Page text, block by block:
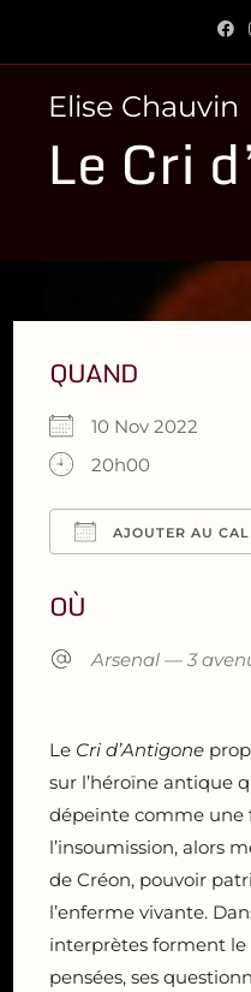
Elise Chauvin
Le Cri
QUAND
10 Nov 2022
20h00
AJOUTER AU
OÙ
Arsenal — 3
Le Cri d’Antigone
sur l’héroïne antique
dépeinte comme une
l’insoumission, alors
de Créon, pouvoir
l’enferme vivante.
interprètes forment le
pensées, ses